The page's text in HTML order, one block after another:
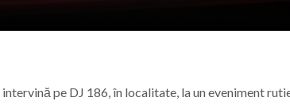
pe DJ 186, în localitate, la un eveniment